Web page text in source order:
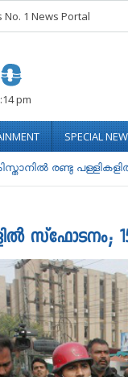
No. 1 News Portal
pm
SPECIAL
രണ്ടു
സ്‍ഫോടനം;